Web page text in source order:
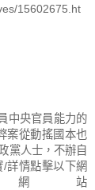
15602675.ht
中央官員能力的
案從動搖國本也
黨人士，不辦自
詳情點擊以下網
站